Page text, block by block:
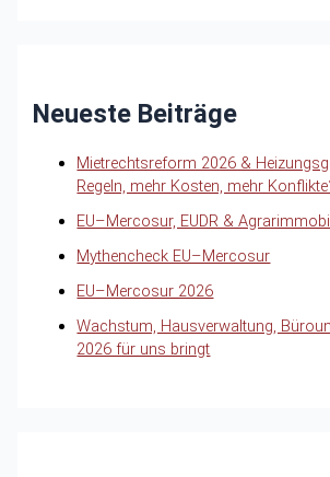
Neueste Beiträge
Mietrechtsreform 2026 &
Regeln, mehr Kosten, mehr
EU–Mercosur, EUDR &
Mythencheck EU–Mercosur
EU–Mercosur 2026
Wachstum, Hausverwaltung,
2026 für uns bringt